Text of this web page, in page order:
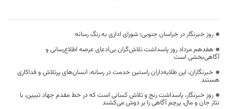
روز خبرنگار در خراسان جنوبی؛ شورای اداری به رنگ رسانه
هفدهم مرداد روز پاسداشت تلاش‌گران بی‌ادعای عرصه اطلاع‌رسانی و
آگاهی‌بخشی است
خبرنگاران، این طلایه‌داران راستین خدمت در رسانه، انسان‌های پرتلاش و فداکاری
هستند
روز خبرنگار، پاسداشت رنج و تلاش کسانی است که در خط مقدم جهاد تبیین، با
نثار جان و مال، پرچم آگاهی را بر دوش می‌کشند